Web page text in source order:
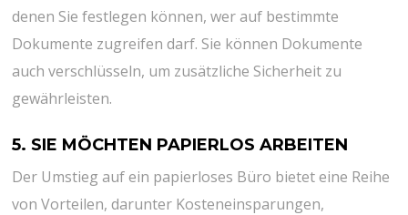
denen Sie festlegen können, wer auf bestimmte
Dokumente zugreifen darf. Sie können Dokumente
auch verschlüsseln, um zusätzliche Sicherheit zu
gewährleisten.
5. SIE MÖCHTEN PAPIERLOS ARBEITEN
Der Umstieg auf ein papierloses Büro bietet eine Reihe
von Vorteilen, darunter Kosteneinsparungen,